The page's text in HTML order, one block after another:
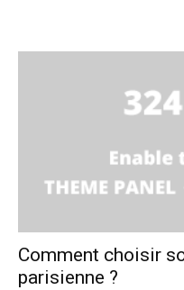
Comment choisir
parisienne ?